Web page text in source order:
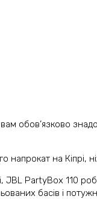
обов’язково
напрокат на Кіпрі,
JBL PartyBox 110
басів і